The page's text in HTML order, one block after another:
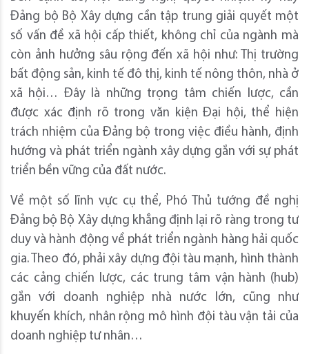
Đảng bộ Bộ Xây dựng cần tập trung giải quyết một
số vấn đề xã hội cấp thiết, không chỉ của ngành mà
còn ảnh hưởng sâu rộng đến xã hội như: Thị trường
bất động sản, kinh tế đô thị, kinh tế nông thôn, nhà ở
xã hội… Đây là những trọng tâm chiến lược, cần
được xác định rõ trong văn kiện Đại hội, thể hiện
trách nhiệm của Đảng bộ trong việc điều hành, định
hướng và phát triển ngành xây dựng gắn với sự phát
triển bền vững của đất nước.
Về một số lĩnh vực cụ thể, Phó Thủ tướng đề nghị
Đảng bộ Bộ Xây dựng khẳng định lại rõ ràng trong tư
duy và hành động về phát triển ngành hàng hải quốc
gia. Theo đó, phải xây dựng đội tàu mạnh, hình thành
các cảng chiến lược, các trung tâm vận hành (hub)
gắn với doanh nghiệp nhà nước lớn, cũng như
khuyến khích, nhân rộng mô hình đội tàu vận tải của
doanh nghiệp tư nhân…